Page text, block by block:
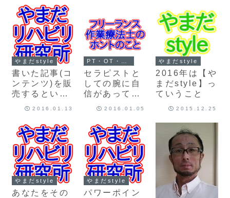
な
やまだstyle
書いた記事(コ
ンテンツ)を販
売するという
2016.01.13
セラピストと
しての腕に自
信があっても
しない
2016.01.05
やまだstyle
2016年は【や
まだstyle】っ
ていうこと
2015.12.25
やまだstyle
あなたをその
やまだstyle
パワーポイン